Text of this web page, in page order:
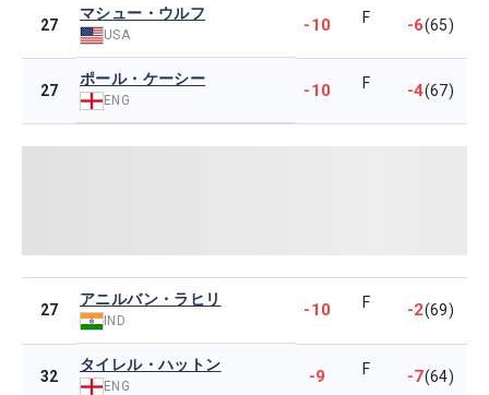
27
マシュー・ウルフ
USA -10 F -6(65)
27
ポール・ケーシー
ENG -10 F -4(67)
27
アニルバン・ラヒリ
IND
-10 F -2(69)
32
タイレル・ハットン
ENG -9 F -7(64)